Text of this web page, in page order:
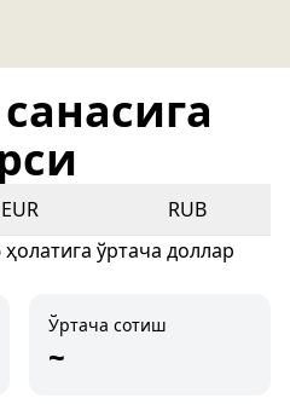
EUR
RUB
ўртача доллар
Ўртача сотиш
~